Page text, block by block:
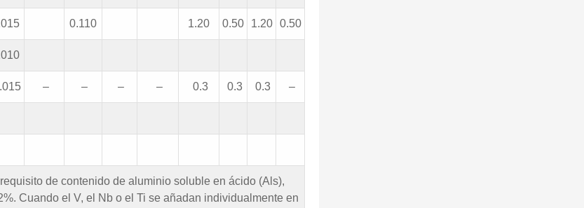
0.110 1.20 0.50 1.20 0.50
– – – – 0.3 0.3 0.3 –
de contenido de aluminio soluble en ácido (Als),
Cuando el V, el Nb o el Ti se añadan individualmente en